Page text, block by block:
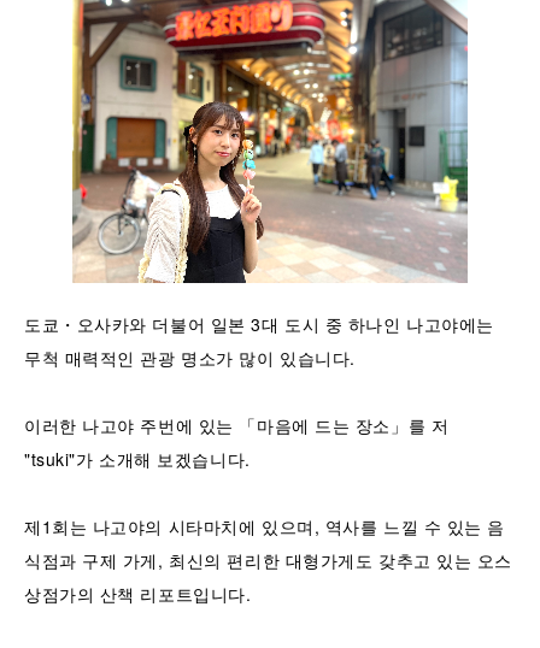
도쿄・오사카와 더불어 일본 3대 도시 중 하나인 나고야에는
무척 매력적인 관광 명소가 많이 있습니다.
이러한 나고야 주번에 있는 「마음에 드는 장소」를 저
"tsuki"가 소개해 보겠습니다.
제1회는 나고야의 시타마치에 있으며, 역사를 느낄 수 있는 음
식점과 구제 가게, 최신의 편리한 대형가게도 갖추고 있는 오스
상점가의 산책 리포트입니다.